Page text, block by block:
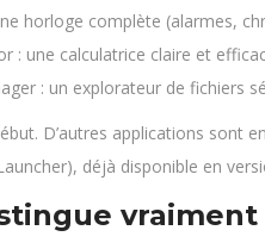
horloge complète (alarmes,
: une calculatrice claire et
: un explorateur de fichiers
D’autres applications
déjà disponible en
vraiment